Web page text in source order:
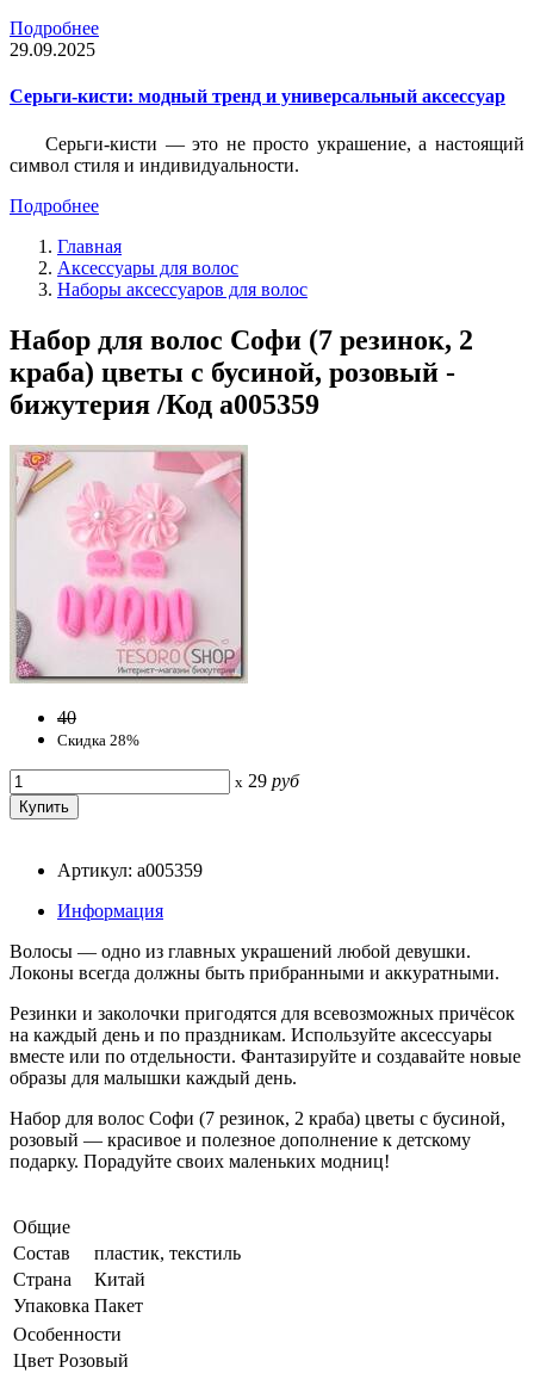
Подробнее
29.09.2025
Серьги-кисти: модный тренд и универсальный аксессуар
Серьги-кисти — это не просто украшение, а настоящий
символ стиля и индивидуальности.
Подробнее
Главная
Аксессуары для волос
Наборы аксессуаров для волос
Набор для волос Софи (7 резинок, 2
краба) цветы с бусиной, розовый -
бижутерия /Код a005359
40
Скидка 28%
x 29 руб
Артикул: a005359
Информация
Волосы — одно из главных украшений любой девушки.
Локоны всегда должны быть прибранными и аккуратными.
Резинки и заколочки пригодятся для всевозможных причёсок
на каждый день и по праздникам. Используйте аксессуары
вместе или по отдельности. Фантазируйте и создавайте новые
образы для малышки каждый день.
Набор для волос Софи (7 резинок, 2 краба) цветы с бусиной,
розовый — красивое и полезное дополнение к детскому
подарку. Порадуйте своих маленьких модниц!
Общие
Состав
пластик, текстиль
Страна
Китай
Упаковка Пакет
Особенности
Цвет Розовый